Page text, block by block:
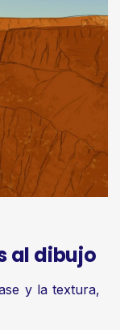
al dibujo
y la textura,